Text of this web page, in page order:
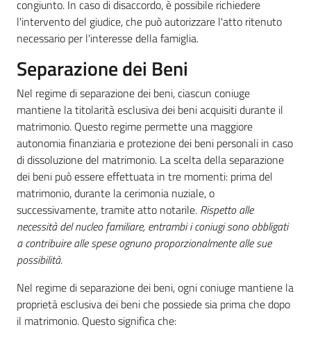
congiunto. In caso di disaccordo, è possibile richiedere
l'intervento del giudice, che può autorizzare l'atto ritenuto
necessario per l'interesse della famiglia.
Separazione dei Beni
Nel regime di separazione dei beni, ciascun coniuge
mantiene la titolarità esclusiva dei beni acquisiti durante il
matrimonio. Questo regime permette una maggiore
autonomia finanziaria e protezione dei beni personali in caso
di dissoluzione del matrimonio. La scelta della separazione
dei beni può essere effettuata in tre momenti: prima del
matrimonio, durante la cerimonia nuziale, o
successivamente, tramite atto notarile. Rispetto alle
necessità del nucleo familiare, entrambi i coniugi sono obbligati
a contribuire alle spese ognuno proporzionalmente alle sue
possibilità.
Nel regime di separazione dei beni, ogni coniuge mantiene la
proprietà esclusiva dei beni che possiede sia prima che dopo
il matrimonio. Questo significa che: